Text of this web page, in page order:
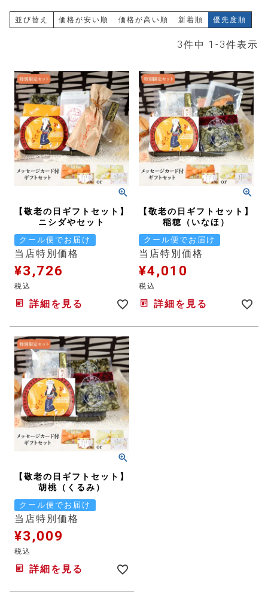
並び替え 価格が安い順 価格が高い順 新着順 優先度順
3件中 1 - 3件表示
【敬老の日ギフトセット】
ニシダやセット
クール便でお届け
当店特別価格
¥3,726
税込
詳細を見る
【敬老の日ギフトセット】
稲穂（いなほ）
クール便でお届け
当店特別価格
¥4,010
税込
詳細を見る
【敬老の日ギフトセット】
胡桃（くるみ）
クール便でお届け
当店特別価格
¥3,009
税込
詳細を見る